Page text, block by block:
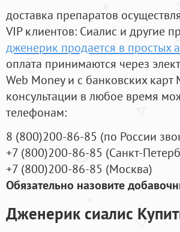
доставка препаратов
VIP клиентов: Сиалис и другие
дженерик продается в простых
оплата принимаются через
Web Money и с банковских
консультации в любое время
телефонам:
8 (800)200-86-85 (по России
+7 (800)200-86-85 (Санкт-
+7 (800)200-86-85 (Москва)
Обязательно назовите
Дженерик сиалис